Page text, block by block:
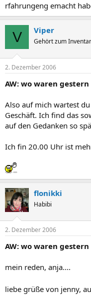
rfahrungeng emacht
V Viper
Gehört zum Inventar
2. Dezember 2006
AW: wo waren
Also auf mich wartest
Geschäft. Ich find das
auf den Gedanken so
Ich fin 20.00 Uhr ist
flonikki
Habibi
2. Dezember 2006
AW: wo waren
mein reden, anja....
liebe grüße von jenny,